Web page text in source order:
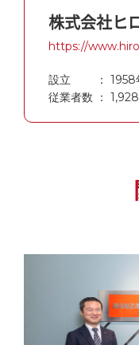
株式会社ヒ
https://
設立 ： 1958年
従業者数 ：